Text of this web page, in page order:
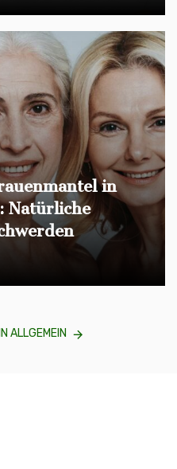
in
Natürliche
ALLGEMEIN